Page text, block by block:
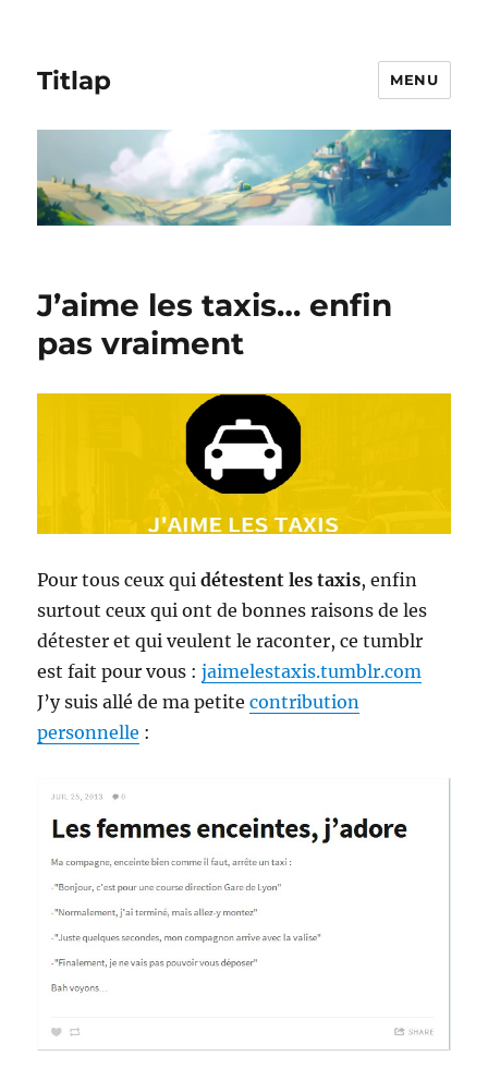
Titlap MENU
J’aime les taxis… enfin
pas vraiment
Pour tous ceux quidétestent les taxis, enfin
surtout ceux qui ont de bonnes raisons de les
détester et qui veulent le raconter, ce tumblr
est fait pour vous :jaimelestaxis.tumblr.com
J’y suis allé de ma petitecontribution
personnelle :